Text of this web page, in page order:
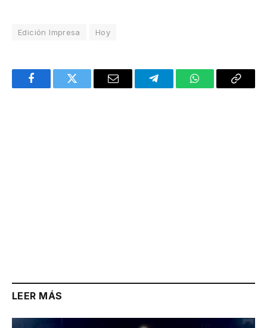
Edición Impresa Hoy
FacebookTwitter Email TelegramWhatsAppCopy
LEER MÁS